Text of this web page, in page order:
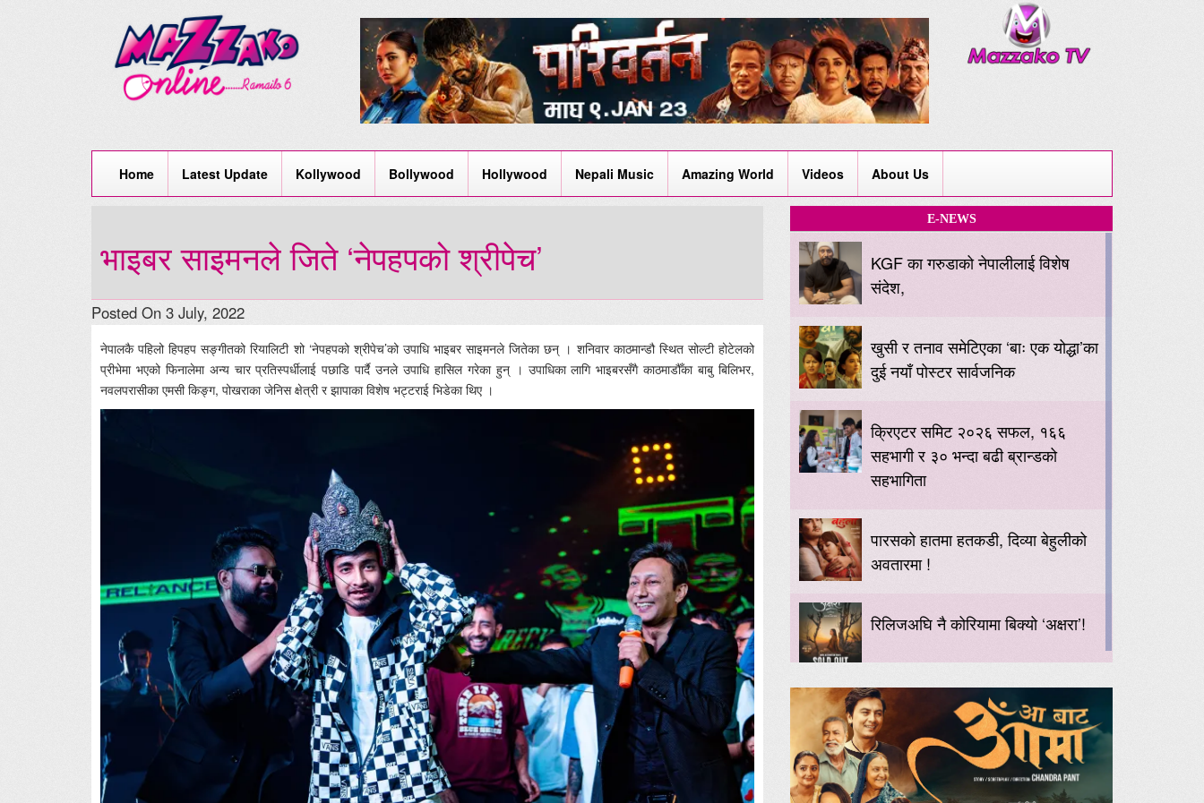
Home Latest Update Kollywood Bollywood Hollywood Nepali Music Amazing World Videos About Us
भाइबर साइमनले जिते ‘नेपहपको श्रीपेच’
Posted On 3 July, 2022
नेपालकै पहिलो हिपहप सङ्गीतको रियालिटी शो ‘नेपहपको श्रीपेच’को उपाधि भाइबर साइमनले जितेका छन् । शनिवार काठमान्डौ स्थित सोल्टी होटेलको
प्रीभेमा भएको फिनालेमा अन्य चार प्रतिस्पर्धीलाई पछाडि पार्दै उनले उपाधि हासिल गरेका हुन् । उपाधिका लागि भाइबरसँगै काठमाडौँका बाबु बिलिभर,
नवलपरासीका एमसी किङ्ग, पोखराका जेनिस क्षेत्री र झापाका विशेष भट्टराई भिडेका थिए ।
E-NEWS
KGF का गरुडाको नेपालीलाई विशेष
संदेश,
खुसी र तनाव समेटिएका ‘बाः एक योद्धा’का
दुई नयाँ पोस्टर सार्वजनिक
क्रिएटर समिट २०२६ सफल, १६६
सहभागी र ३० भन्दा बढी ब्रान्डको
सहभागिता
पारसको हातमा हतकडी, दिव्या बेहुलीको
अवतारमा !
रिलिजअघि नै कोरियामा बिक्यो ‘अक्षरा’!